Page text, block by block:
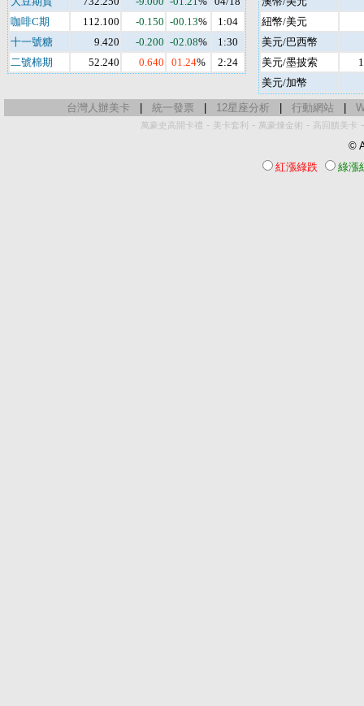
咖啡C期
112.100 -0.150 -00.13%
1:04
十一號糖
9.420 -0.200 -02.08%
1:30
二號棉期
52.240 0.640 01.24% 2:24
紐幣/美元
美元/巴西幣
美元/墨披索
美元/加幣
台灣人辦美卡| 統一發票 12星座分析 行動網站
萬豪史高開卡禮 - 美卡套利 - 萬豪煉金術 - 高回饋美卡
©
紅漲綠跌
綠漲